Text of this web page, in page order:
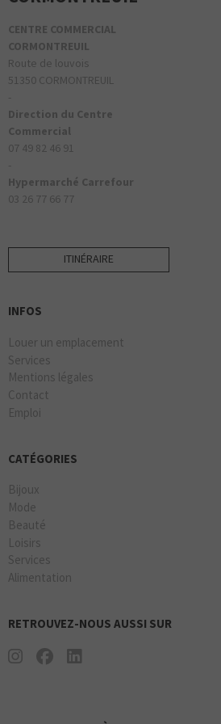
CENTRE COMMERCIAL
CORMONTREUIL
Route de louvois
51350 CORMONTREUIL
-
Direction du Centre
Commercial
07 49 82 46 91
-
Hypermarché Carrefour
03 26 77 66 77
ITINÉRAIRE
INFOS
Louer un emplacement
Services
Mentions légales
Contact
Emploi
CATÉGORIES
Bijoux
Mode
Beauté
Loisirs
Services
Alimentation
RETROUVEZ-NOUS AUSSI SUR